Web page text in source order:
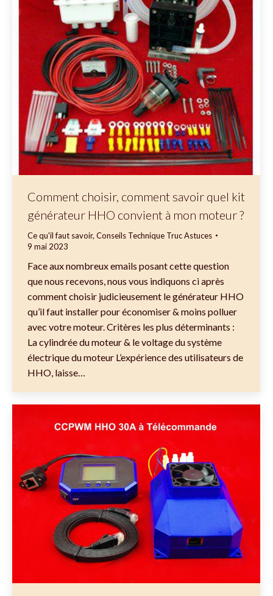
Comment choisir, comment savoir quel kit
générateur HHO convient à mon moteur ?
Ce qu'il faut savoir, Conseils Technique Truc Astuces
9 mai 2023
Face aux nombreux emails posant cette question
que nous recevons, nous vous indiquons ci après
comment choisir judicieusement le générateur HHO
qu’il faut installer pour économiser & moins polluer
avec votre moteur. Critères les plus déterminants :
La cylindrée du moteur & le voltage du système
électrique du moteur L’expérience des utilisateurs de
HHO, laisse…